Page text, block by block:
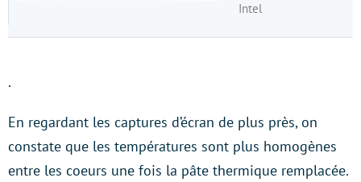
Intel
.
En regardant les captures d’écran de plus près, on
constate que les températures sont plus homogènes
entre les coeurs une fois la pâte thermique remplacée.